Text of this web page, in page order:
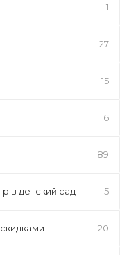
1
27
15
6
89
в детский сад 5
20